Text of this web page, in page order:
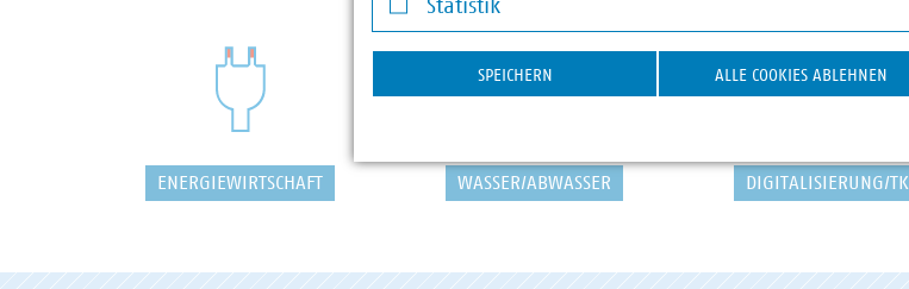
ENERGIEWIRTSCHAFT WASSER/ABWASSER DIGITALISIERUNG/TK
Statistik
Statistik
SPEICHERN ALLE COOKIES ABLEHNEN